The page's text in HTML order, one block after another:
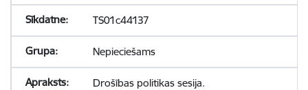
TS01c44137
Nepieciešams
Drošības politikas sesija.